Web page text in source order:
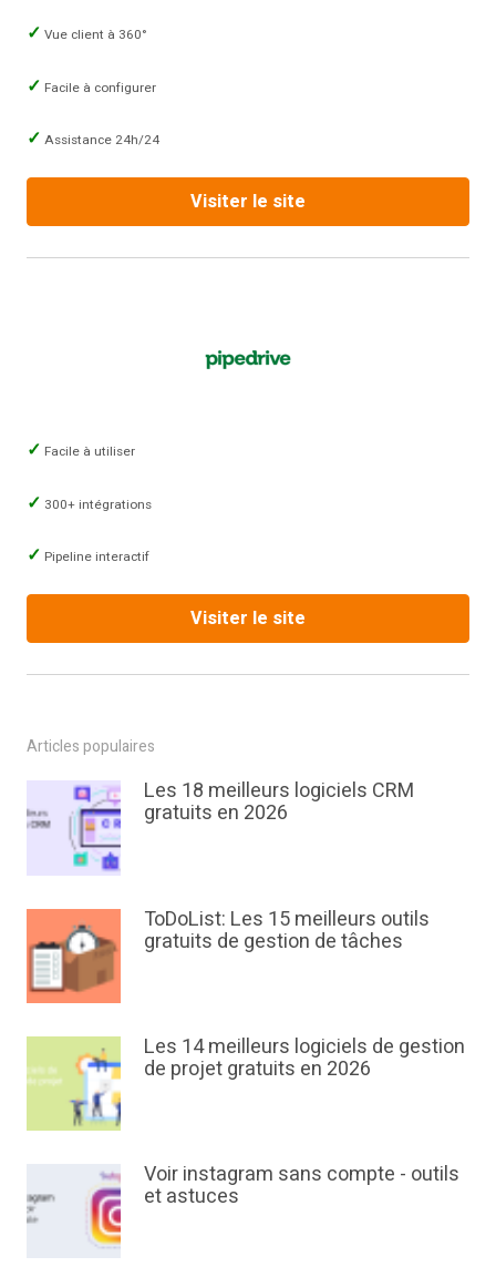
Vue client à 360°
Facile à configurer
Assistance 24h/24
Visiter le site
Facile à utiliser
300+ intégrations
Pipeline interactif
Visiter le site
Articles populaires
Les 18 meilleurs logiciels CRM
gratuits en 2026
ToDoList: Les 15 meilleurs outils
gratuits de gestion de tâches
Les 14 meilleurs logiciels de gestion
de projet gratuits en 2026
Voir instagram sans compte - outils
et astuces